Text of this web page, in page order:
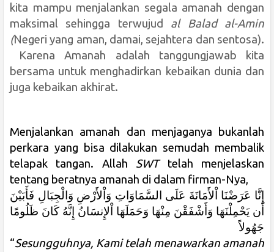
kita mampu menjalankan segala amanah dengan
maksimal sehingga terwujud al Balad al-Amin
(Negeri yang aman, damai, sejahtera dan sentosa).
Karena Amanah adalah tanggungjawab kita
bersama untuk menghadirkan kebaikan dunia dan
juga kebaikan akhirat.
Menjalankan amanah dan menjaganya bukanlah
perkara yang bisa dilakukan semudah membalik
telapak tangan. Allah
SWT
telah menjelaskan
tentang beratnya amanah di dalam firman-Nya,
إِنَّا عَرَضْنَا اْلأَمَانَةَ عَلَى السَّمَاوَاتِ وَاْلأَرْضِ وَالْجِبَالِ فَأَبَيْنَ
أَن يَحْمِلْنَهَا وَأَشْفَقْنَ مِنْهَا وَحَمَلَهَا اْلإِنسَانُ إِنَّهُ كَانَ ظَلُومًا
جَهُولاً
“Sesungguhnya, Kami telah menawarkan amanah